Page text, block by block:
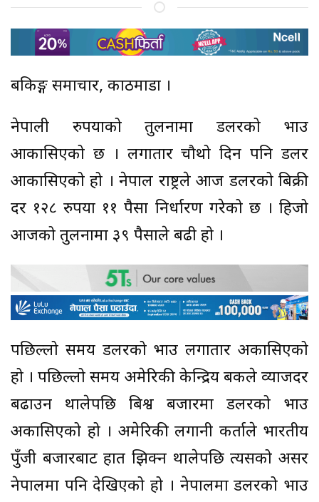
बैंकिङ्ग समाचार, काठमाडौं ।
नेपाली रुपैंयाको तुलनामा डलरको भाउ
आकासिएको छ । लगातार चौथो दिन पनि डलर
आकासिएको हो । नेपाल राष्ट्रले आज डलरको बिक्री
दर १२८ रुपैंया ११ पैसा निर्धारण गरेको छ । हिजो
आजको तुलनामा ३९ पैसाले बढी हो ।
पछिल्लो समय डलरको भाउ लगातार अकासिएको
हो । पछिल्लो समय अमेरिकी केन्द्रिय बैंकले व्याजदर
बढाउन थालेपछि बिश्व बजारमा डलरको भाउ
अकासिएको हो । अमेरिकी लगानी कर्ताले भारतीय
पुँजी बजारबाट हात झिक्न थालेपछि त्यसको असर
नेपालमा पनि देखिएको हो । नेपालमा डलरको भाउ